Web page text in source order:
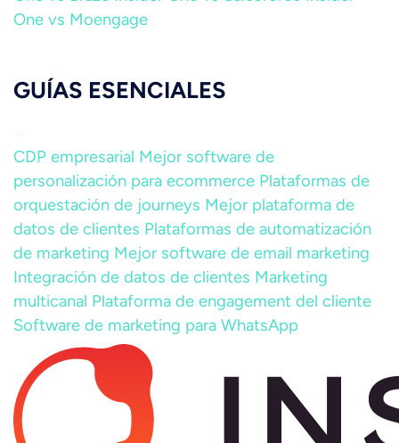
One vs Moengage
GUÍAS ESENCIALES
CDP empresarial Mejor software de
personalización para ecommerce Plataformas de
orquestación de journeys Mejor plataforma de
datos de clientes Plataformas de automatización
de marketing Mejor software de email marketing
Integración de datos de clientes Marketing
multicanal Plataforma de engagement del cliente
Software de marketing para WhatsApp